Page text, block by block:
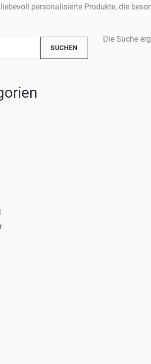
personalisierte Produkte, die
SUCHEN
Die Suche